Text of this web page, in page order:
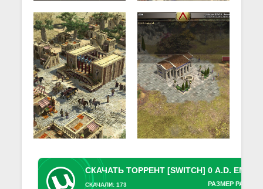
РАЗМЕР
СКАЧАЛИ: 173